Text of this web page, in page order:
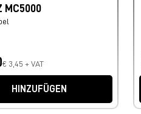
MC5000
€ 3,45 + VAT
HINZUFÜGEN